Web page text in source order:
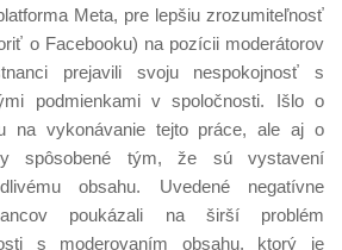
Meta, pre lepšiu zrozumiteľnosť
o Facebooku) na pozícii moderátorov
prejavili svoju nespokojnosť s
podmienkami v spoločnosti. Išlo o
na vykonávanie tejto práce, ale aj o
spôsobené tým, že sú vystavení
obsahu. Uvedené negatívne
poukázali na širší problém
s moderovaním obsahu, ktorý je